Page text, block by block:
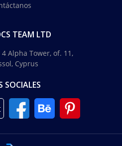
TEAM LTD
Alpha Tower, of. 11,
Cyprus
SOCIALES